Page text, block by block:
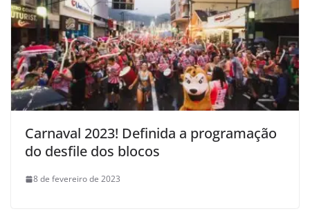
Carnaval 2023! Definida a programação
do desfile dos blocos
8 de fevereiro de 2023